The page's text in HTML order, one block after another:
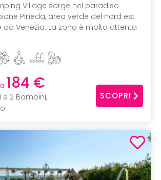
Village sorge nel paradiso
Pineda, area verde del nord est
Venezia. La zona è molto attenta
184 €
e 2 Bambini,
SCOPRI